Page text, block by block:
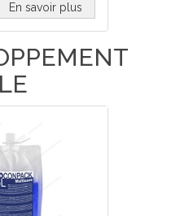
En savoir plus